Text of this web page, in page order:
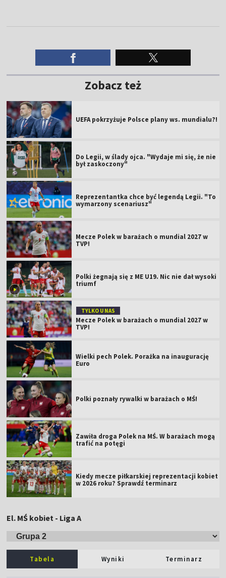
Zobacz też
UEFA pokrzyżuje Polsce plany ws. mundialu?!
Do Legii, w ślady ojca. "Wydaje mi się, że nie
był zaskoczony"
Reprezentantka chce być legendą Legii. "To
wymarzony scenariusz"
Mecze Polek w barażach o mundial 2027 w
TVP!
Polki żegnają się z ME U19. Nic nie dał wysoki
triumf
TYLKO U NAS
Mecze Polek w barażach o mundial 2027 w
TVP!
Wielki pech Polek. Porażka na inaugurację
Euro
Polki poznały rywalki w barażach o MŚ!
Zawiła droga Polek na MŚ. W barażach mogą
trafić na potęgi
Kiedy mecze piłkarskiej reprezentacji kobiet
w 2026 roku? Sprawdź terminarz
El. MŚ kobiet - Liga A
Tabela Wyniki Terminarz